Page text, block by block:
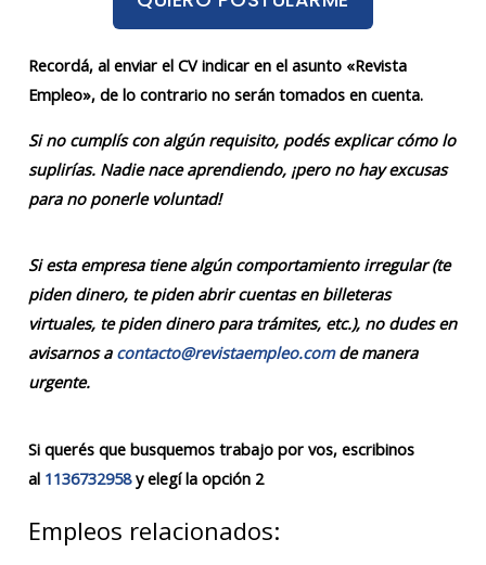
Recordá, al enviar el CV indicar en el asunto «Revista
Empleo», de lo contrario no serán tomados en cuenta.
Si no cumplís con algún requisito, podés explicar cómo lo
suplirías. Nadie nace aprendiendo, ¡pero no hay excusas
para no ponerle voluntad!
Si esta empresa tiene algún comportamiento irregular (te
piden dinero, te piden abrir cuentas en billeteras
virtuales, te piden dinero para trámites, etc.), no dudes en
avisarnos a contacto@revistaempleo.comde manera
urgente.
Si querés que busquemos trabajo por vos, escribinos
al 1136732958y elegí la opción 2
Empleos relacionados: